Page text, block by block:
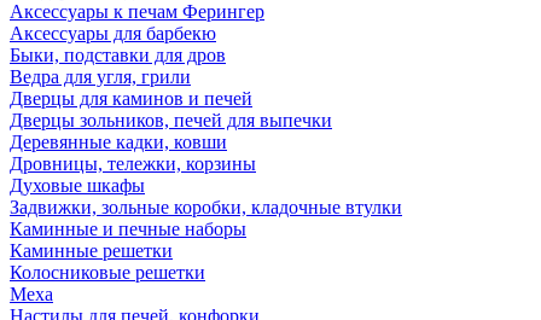
Аксессуары к печам Ферингер
Аксессуары для барбекю
Быки, подставки для дров
Ведра для угля, грили
Дверцы для каминов и печей
Дверцы зольников, печей для выпечки
Деревянные кадки, ковши
Дровницы, тележки, корзины
Духовые шкафы
Задвижки, зольные коробки, кладочные втулки
Каминные и печные наборы
Каминные решетки
Колосниковые решетки
Меха
Настилы для печей, конфорки